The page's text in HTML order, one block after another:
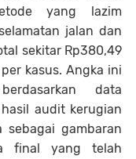
yang lazim
jalan dan
sekitar Rp380,49
kasus. Angka ini
data
audit kerugian
gambaran
final yang telah